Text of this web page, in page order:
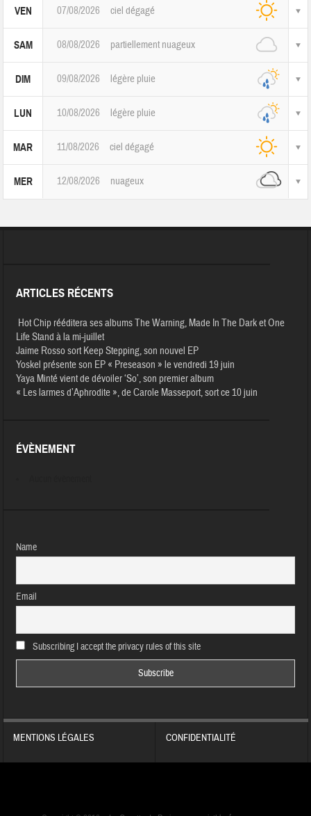
VEN 07/08/2026 ciel dégagé
SAM 08/08/2026 partiellement nuageux
DIM 09/08/2026 légère pluie
LUN 10/08/2026 légère pluie
MAR 11/08/2026 ciel dégagé
MER 12/08/2026 nuageux
ARTICLES RÉCENTS
Hot Chip rééditera ses albums The Warning, Made In The Dark et One
Life Stand à la mi-juillet
Jaime Rosso sort Keep Stepping, son nouvel EP
Yoskel présente son EP « Preseason » le vendredi 19 juin
Yaya Minté vient de dévoiler ‘So’, son premier album
« Les larmes d’Aphrodite », de Carole Masseport, sort ce 10 juin
ÉVÈNEMENT
Name
Email
Subscribing I accept the privacy rules of this site
MENTIONS LÉGALES CONFIDENTIALITÉ